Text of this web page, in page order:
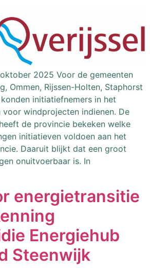
2025 Voor de gemeenten
Ommen, Rijssen-Holten, Staphorst
initiatiefnemers in het
windprojecten indienen. De
de provincie bekeken welke
initiatieven voldoen aan het
Daaruit blijkt dat een groot
onuitvoerbaar is. In
energietransitie
Energiehub
Steenwijk